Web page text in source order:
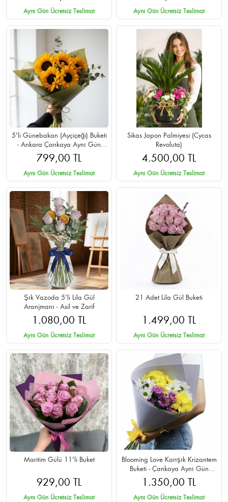
Aynı Gün Ücretsiz Teslimat Aynı Gün Ücretsiz Teslimat
5'li Günebakan (Ayçiçeği) Buketi
- Ankara Çankaya Aynı Gün
Teslimat
799,00 TL
Aynı Gün Ücretsiz Teslimat
Sikas Japon Palmiyesi (Cycas
Revoluta)
4.500,00 TL
Aynı Gün Ücretsiz Teslimat
Şık Vazoda 5’li Lila Gül
Aranjmanı - Asil ve Zarif
1.080,00 TL
Aynı Gün Ücretsiz Teslimat
21 Adet Lila Gül Buketi
1.499,00 TL
Aynı Gün Ücretsiz Teslimat
Maritim Gülü 11'li Buket
929,00 TL
Aynı Gün Ücretsiz Teslimat
Blooming Love Karışık Krizantem
Buketi - Çankaya Aynı Gün
Teslimat
1.350,00 TL
Aynı Gün Ücretsiz Teslimat